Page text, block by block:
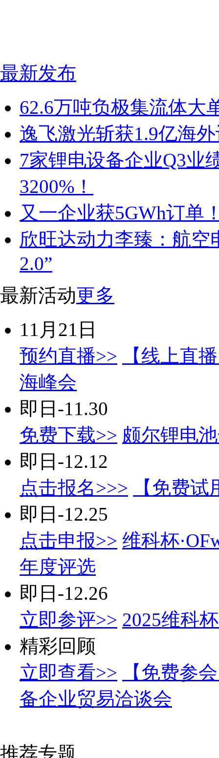
最新发布
62.6万吨负极集流体大
逸飞激光斩获1.9亿海
7家锂电设备企业Q3业
3200%！
又一企业获5GWh订单
欣旺达动力李臻：航空
2.0”
最新活动更多
11月21日
预约直播>>
【线上直
海峰会
即日-11.30
免费下载>> 颇尔锂电
即日-12.12
点击报名>>>
【免费
即日-12.25
点击申报>> 维科杯
年度评选
即日-12.26
立即参评>> 2025维科
精彩回顾
立即查看>>
【免费参
备企业贸易洽谈会
推荐专题